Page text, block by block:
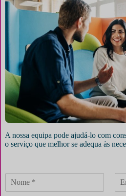
A nossa equipa pode ajudá-lo com
o serviço que melhor se adequa às